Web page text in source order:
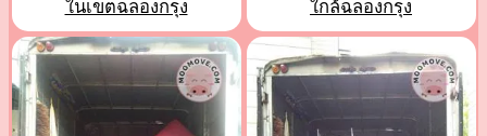
ในเขตฉลองกรุง
ใกล้ฉลองกรุง